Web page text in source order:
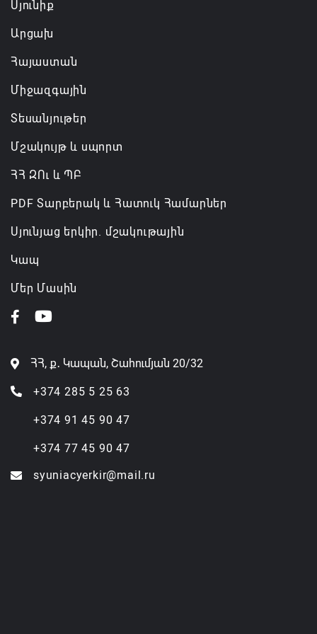
Սյունիք
Արցախ
Հայաստան
Միջազգային
Տեսանյութեր
Մշակույթ և սպորտ
ՀՀ ԶՈւ և ՊԲ
PDF Տարբերակ և Հատուկ Համարներ
Սյունյաց երկիր. մշակութային
Կապ
Մեր Մասին
ՀՀ, ք․ Կապան, Շահումյան 20/32
+374 285 5 25 63
+374 91 45 90 47
+374 77 45 90 47
syuniacyerkir@mail.ru